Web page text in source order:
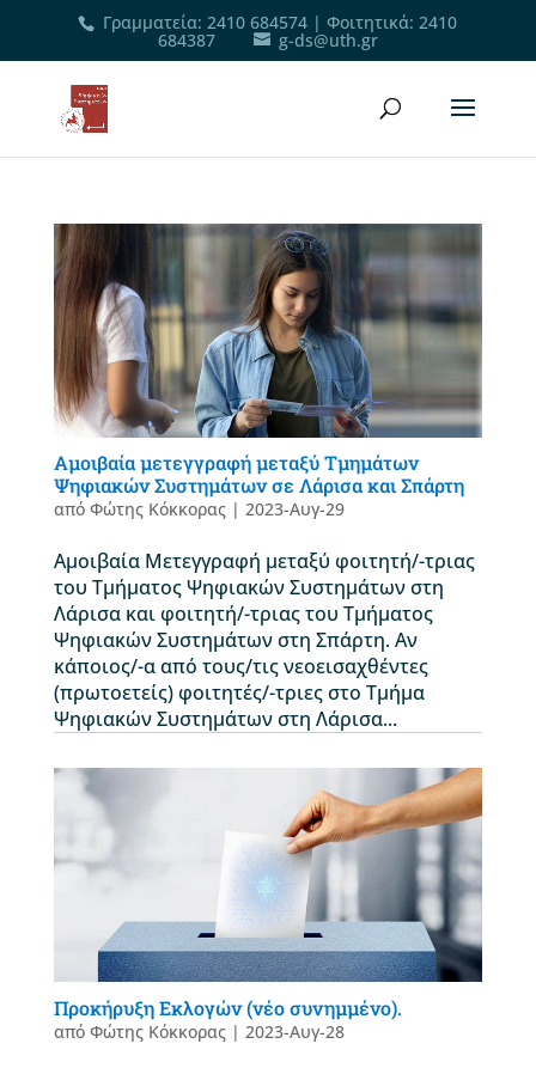
Γραμματεία: 2410 684574 |Φοιτητικά: 2410
684387 g-ds@uth.gr
Αμοιβαία μετεγγραφή μεταξύ Τμημάτων
Ψηφιακών Συστημάτων σε Λάρισα και Σπάρτη
από Φώτης Κόκκορας| 2023-Αυγ-29
Αμοιβαία Μετεγγραφή μεταξύ φοιτητή/-τριας
του Τμήματος Ψηφιακών Συστημάτων στη
Λάρισα και φοιτητή/-τριας του Τμήματος
Ψηφιακών Συστημάτων στη Σπάρτη. Αν
κάποιος/-α από τους/τις νεοεισαχθέντες
(πρωτοετείς) φοιτητές/-τριες στο Τμήμα
Ψηφιακών Συστημάτων στη Λάρισα...
Προκήρυξη Εκλογών (νέο συνημμένο).
από Φώτης Κόκκορας| 2023-Αυγ-28